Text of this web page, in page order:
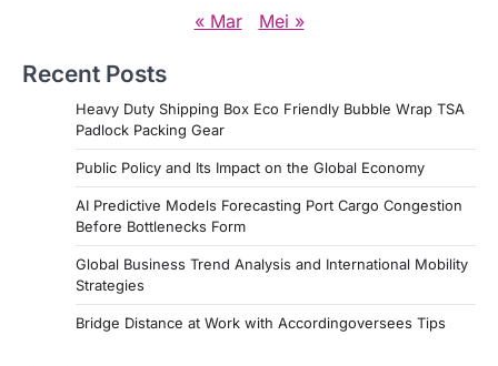
« Mar Mei »
Recent Posts
Heavy Duty Shipping Box Eco Friendly Bubble Wrap TSA
Padlock Packing Gear
Public Policy and Its Impact on the Global Economy
AI Predictive Models Forecasting Port Cargo Congestion
Before Bottlenecks Form
Global Business Trend Analysis and International Mobility
Strategies
Bridge Distance at Work with Accordingoversees Tips